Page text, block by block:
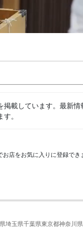
載しています。最新
。
店をお気に入りに登録でき
埼玉県千葉県東京都神奈川県